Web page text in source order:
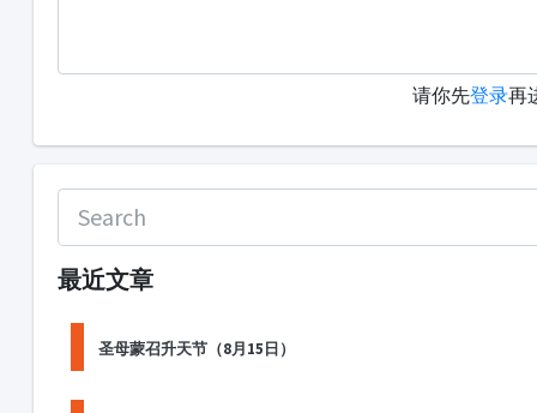
请你先登录再
最近文章
圣母蒙召升天节（8月15日）